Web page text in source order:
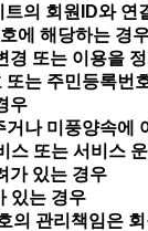
의 회원ID와 연
에 해당하는 경
경 또는 이용을
는 주민등록번
우
나 미풍양속에
또는 서비스
가 있는 경우
있는 경우
의 관리책임은